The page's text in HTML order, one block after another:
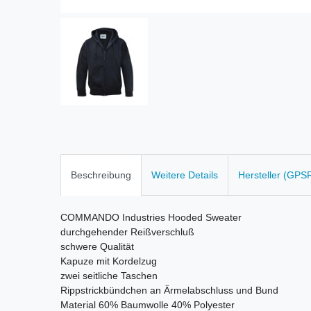
Beschreibung Weitere Details Hersteller
COMMANDO Industries Hooded Sweater
durchgehender Reißverschluß
schwere Qualität
Kapuze mit Kordelzug
zwei seitliche Taschen
Rippstrickbündchen an Ärmelabschluss und Bund
Material 60% Baumwolle 40% Polyester